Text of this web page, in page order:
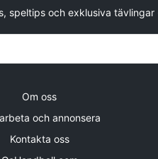
speltips och exklusiva
Om oss
och annonsera
Kontakta oss